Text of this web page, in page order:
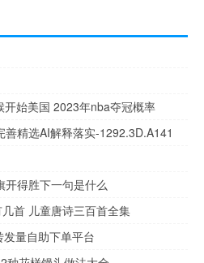
始美国 2023年nba夺冠概率
精选AI解释落实-1292.3D.A141
得胜下一句是什么
首 儿童唐诗三百首全集
量自助下单平台